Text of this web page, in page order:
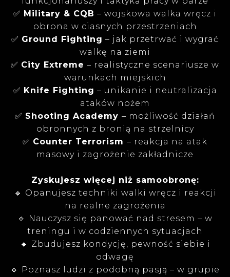
✅ Military & CQB – wojskowa walka wręcz i
obrona w ciasnych przestrzeniach
✅ Ground Fighting – jak przetrwać i wygrać
walkę na ziemi
✅ City Extreme – realistyczne scenariusze w
warunkach miejskich
✅ Knife Fighting – unikanie i neutralizacja
ataków nożem
✅ Shooting Academy – możliwość działań
obronnych z bronią na strzelnicy
✅ Counter Terrorism – reakcja na atak
masowy i zagrożenie zakładnicze
Zyskujesz więcej niż samoobronę:
🔹 Opanujesz techniki walki wręcz i reakcji
na realne zagrożenia
🔹 Nauczysz się panować nad stresem – w
treningu i w codziennych sytuacjach
🔹 Zbudujesz kondycję, pewność siebie i
odwagę
🔹 Poznasz ludzi z podobną pasją – w grupie